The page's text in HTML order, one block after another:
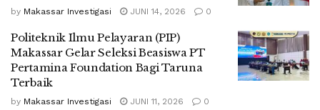
by Makassar Investigasi JUNI 14, 2026 0
Politeknik Ilmu Pelayaran (PIP)
Makassar Gelar Seleksi Beasiswa PT
Pertamina Foundation Bagi Taruna
Terbaik
by Makassar Investigasi JUNI 11, 2026 0